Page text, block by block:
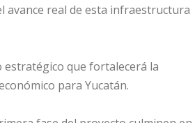
avance real de esta infraestructura
estratégico que fortalecerá la
para Yucatán.